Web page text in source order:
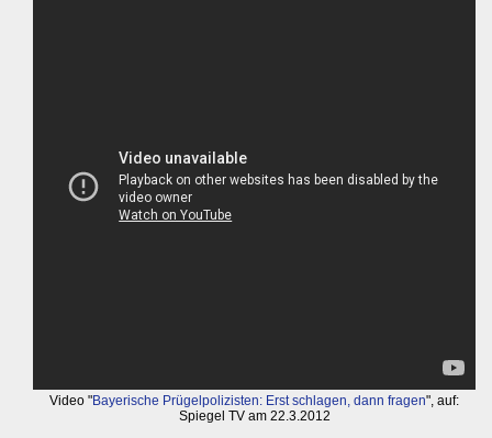
Video "Bayerische Prügelpolizisten: Erst schlagen, dann fragen", auf:
Spiegel TV am 22.3.2012